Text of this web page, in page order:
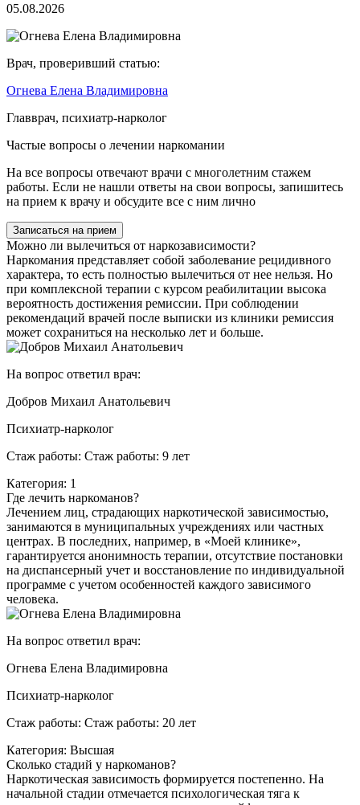
05.08.2026
Врач, проверивший статью:
Огнева Елена Владимировна
Главврач, психиатр-нарколог
Частые вопросы о лечении наркомании
На все вопросы отвечают врачи с многолетним стажем
работы. Если не нашли ответы на свои вопросы, запишитесь
на прием к врачу и обсудите все с ним лично
Записаться на прием
Можно ли вылечиться от наркозависимости?
Наркомания представляет собой заболевание рецидивного
характера, то есть полностью вылечиться от нее нельзя. Но
при комплексной терапии с курсом реабилитации высока
вероятность достижения ремиссии. При соблюдении
рекомендаций врачей после выписки из клиники ремиссия
может сохраниться на несколько лет и больше.
На вопрос ответил врач:
Добров Михаил Анатольевич
Психиатр-нарколог
Стаж работы: Стаж работы: 9 лет
Категория: 1
Где лечить наркоманов?
Лечением лиц, страдающих наркотической зависимостью,
занимаются в муниципальных учреждениях или частных
центрах. В последних, например, в «Моей клинике»,
гарантируется анонимность терапии, отсутствие постановки
на диспансерный учет и восстановление по индивидуальной
программе с учетом особенностей каждого зависимого
человека.
На вопрос ответил врач:
Огнева Елена Владимировна
Психиатр-нарколог
Стаж работы: Стаж работы: 20 лет
Категория: Высшая
Сколько стадий у наркоманов?
Наркотическая зависимость формируется постепенно. На
начальной стадии отмечается психологическая тяга к